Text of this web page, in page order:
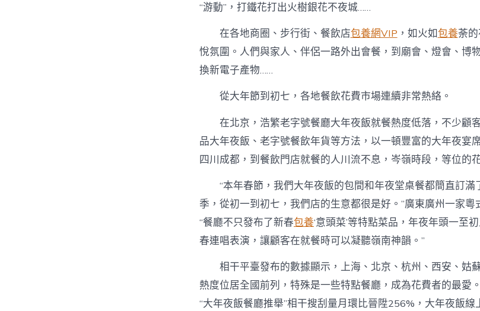
行
情
火〉
中
“游動”，打鐵花打出火樹銀花不夜城……
在各地商圈、步行街、餐飲店包養網VIP ，如火如包養荼
悅氛圍。人們與家人、伴侶一路外出會餐，到廟會、燈會、博
換新電子產物……
從大年節到初七，各地餐飲花費市場連續非常熱絡。
在北京，浩繁老字號餐廳大年夜飯就餐熱度低落，不少顧
品大年夜飯、老字號餐飲年貨等方法，以一頓豐富的大年夜宴
四川成都，到餐飲門店就餐的人川流不息，岑嶺時段，等位的
“本年春節，我們大年夜飯的包間和年夜堂桌餐都簡直訂
季，從初一到初七，我們店的生意都很是好。”廣東廣州一家粵
“餐廳不只發布了新春包養‘意頭菜’等特點菜品，年夜年頭一至
春連唱表演，讓顧客在就餐時可以凝聽嶺南神韻。”
相干平臺發布的數據顯示，上海、北京、杭州、西安、姑
熱度位居全國前列，特殊是一些特點餐廳，成為花費者的最愛
“大年夜飯餐廳推舉”相干搜刮量月環比晉陞256%，大年夜飯線